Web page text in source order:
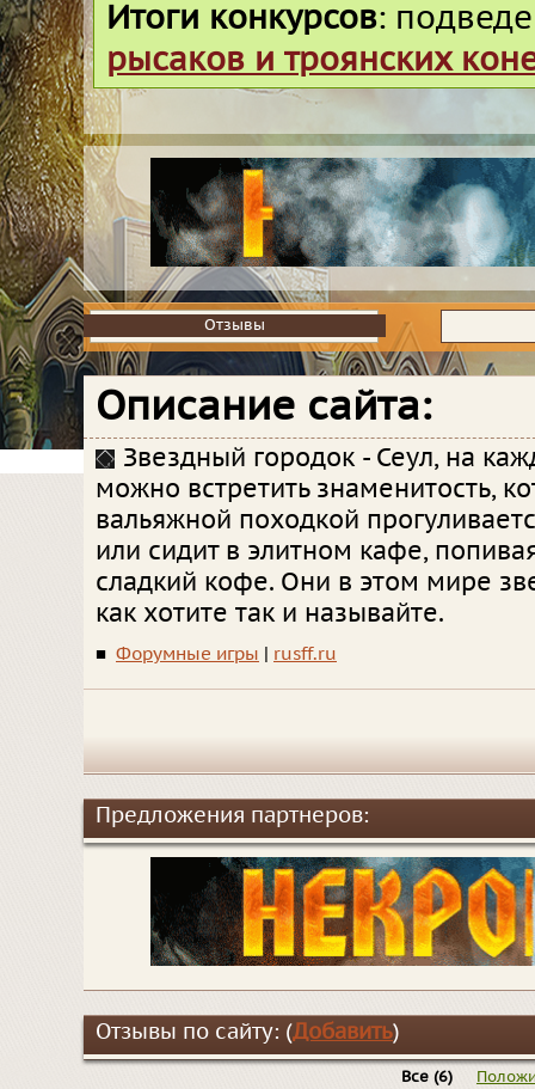
Итоги конкурсов:
рысаков и троянских
Отзывы
Отзывы
Описание сайта:
Звездный городок - Сеул, на
можно встретить знаменитость,
вальяжной походкой
или сидит в элитном кафе,
сладкий кофе. Они в этом мире
как хотите так и называйте.
■ Форумные игры | rusff.ru
Предложения партнеров:
Отзывы по сайту: (Добавить)
Все (6)